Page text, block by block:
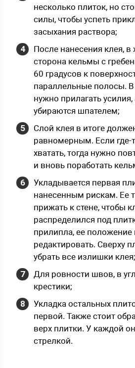
несколько плиток, но
силы, чтобы успеть
засыхания раствора;
После нанесения клея, в
сторона кельмы с
60 градусов к
параллельные полосы.
нужно прилагать
убираются шпателем;
Слой клея в итоге
равномерным. Если где-
хватать, тогда нужно
и вновь поработать
Укладывается первая
нанесенным рискам. Ее
прижать к стене, чтобы
распределился под
прилипла, ее
редактировать. Сверху
убрать все излишки клея;
Для ровности швов, в
крестики;
Укладка остальных
первой. Также стоит
верх плитки. У каждой
стрелкой.